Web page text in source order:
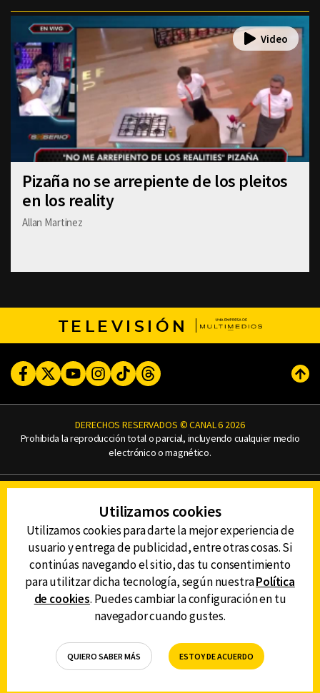
Pizaña no se arrepiente de los pleitos
en los reality
Allan Martinez
TELEVISIÓN
FacebookTwitterYoutubeInstagram
TikTokThreads
DERECHOS RESERVADOS © CANAL 6 2026
Prohibida la reproducción total o parcial, incluyendo cualquier medio
electrónico o magnético.
AVISO DE PRIVACIDAD
AVISO LEGAL
DEFENSORÍA DE LAS AUDIENCIAS
DESCARGA LA APP DE CANAL 6
Utilizamos cookies
Utilizamos cookies para darte la mejor experiencia de
usuario y entrega de publicidad, entre otras cosas. Si
continúas navegando el sitio, das tu consentimiento
para utilitzar dicha tecnología, según nuestraPolítica
de cookies. Puedes cambiar la configuración en tu
navegador cuando gustes.
QUIERO SABER MÁS ESTOY DE ACUERDO